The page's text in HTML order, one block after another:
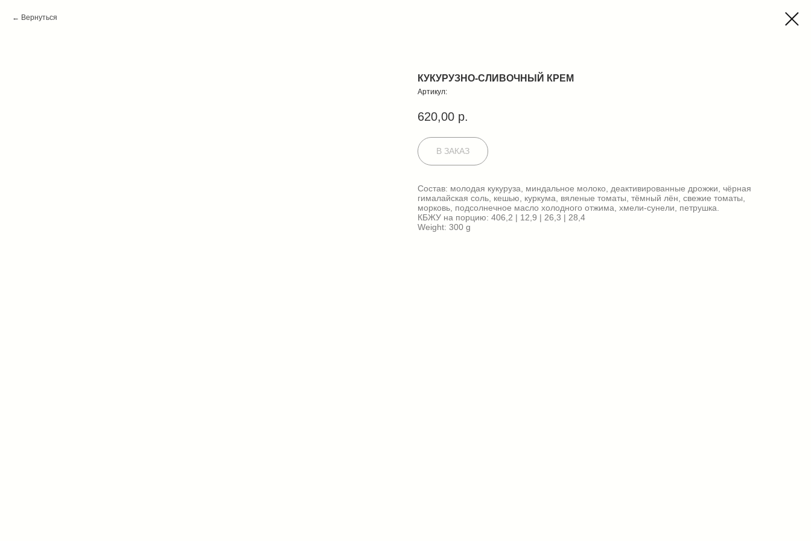
Вернуться
КУКУРУЗНО-СЛИВОЧНЫЙ КРЕМ
Артикул:
620,00 р.
В ЗАКАЗ
Состав: молодая кукуруза, миндальное молоко, деактивированные дрожжи, чёрная
гималайская соль, кешью, куркума, вяленые томаты, тёмный лён, свежие томаты,
морковь, подсолнечное масло холодного отжима, хмели-сунели, петрушка.
КБЖУ на порцию: 406,2 | 12,9 | 26,3 | 28,4
Weight: 300 g